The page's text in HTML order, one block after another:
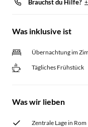
Brauchst du Hilfe?
Was inklusive ist
Übernachtung im
Tägliches Frühstück
Was wir lieben
Zentrale Lage in Rom